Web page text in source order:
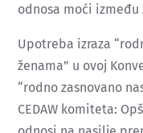
odnosa moći između
Upotreba izraza
ženama” u ovoj
“rodno zasnovano
CEDAW komiteta: